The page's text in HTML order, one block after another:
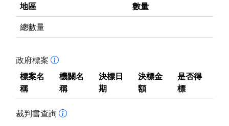
地區
數量
總數量
政府標案
標案名
稱
機關名
稱
決標日
期
決標金
額
是否得
標
裁判書查詢